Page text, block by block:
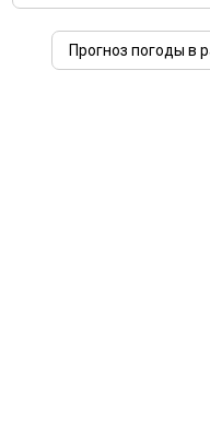
Прогноз погоды в